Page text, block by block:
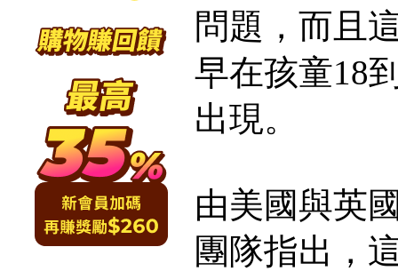
問題，而且
早在孩童18
出現。
由美國與英
團隊指出，